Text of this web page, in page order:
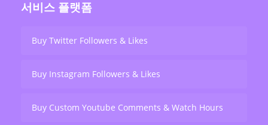
서비스 플랫폼
Buy Twitter Followers & Likes
Buy Instagram Followers & Likes
Buy Custom Youtube Comments & Watch Hours